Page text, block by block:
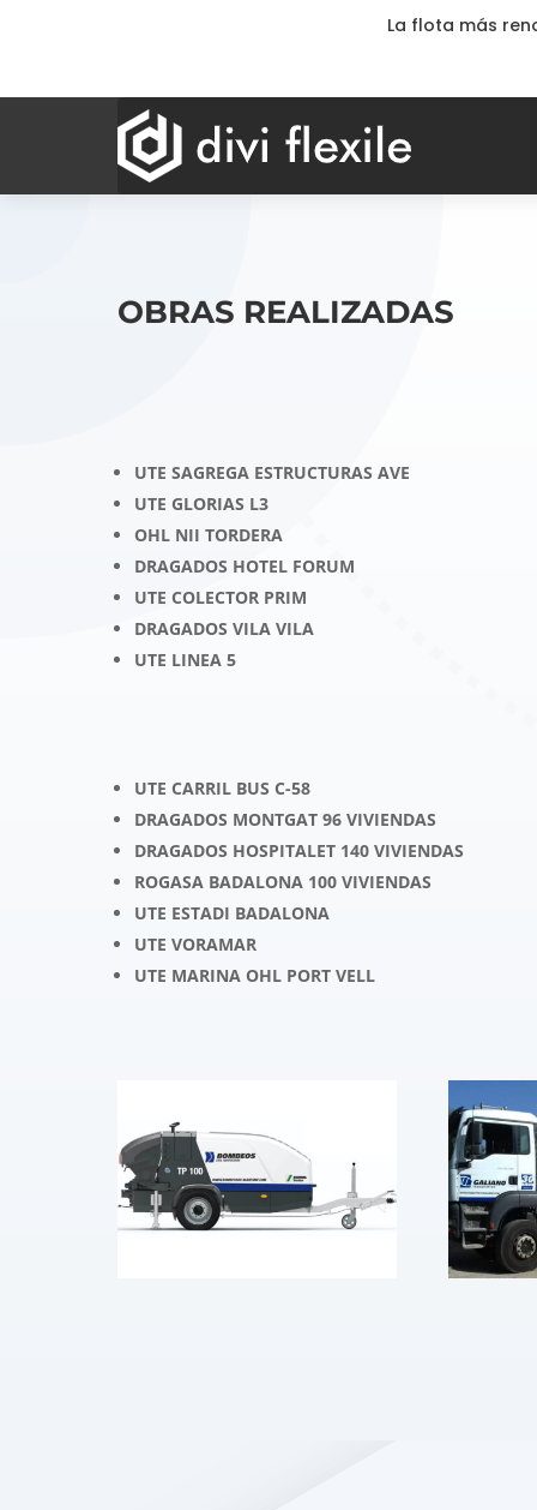
La flota más
OBRAS REALIZADAS
UTE SAGREGA ESTRUCTURAS AVE
UTE GLORIAS L3
OHL NII TORDERA
DRAGADOS HOTEL FORUM
UTE COLECTOR PRIM
DRAGADOS VILA VILA
UTE LINEA 5
UTE CARRIL BUS C-58
DRAGADOS MONTGAT 96 VIVIENDAS
DRAGADOS HOSPITALET 140 VIVIENDAS
ROGASA BADALONA 100 VIVIENDAS
UTE ESTADI BADALONA
UTE VORAMAR
UTE MARINA OHL PORT VELL